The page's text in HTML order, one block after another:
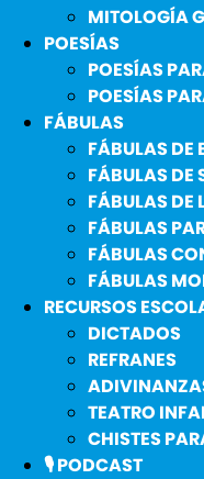
MITOLOGÍA
POESÍAS
POESÍAS
POESÍAS
FÁBULAS
FÁBULAS DE
FÁBULAS DE
FÁBULAS DE
FÁBULAS
FÁBULAS
FÁBULAS
RECURSOS
DICTADOS
REFRANES
TEATRO
CHISTES
🎙️ PODCAST